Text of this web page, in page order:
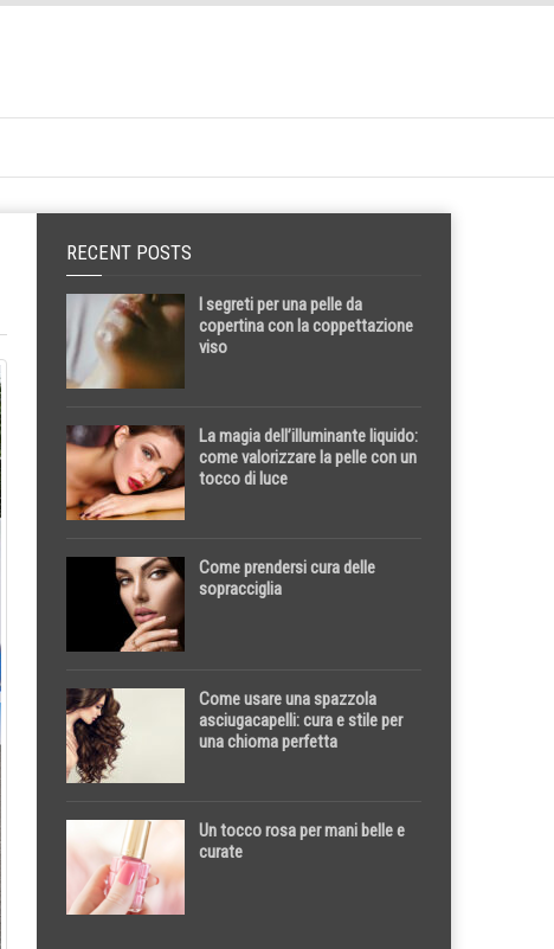
RECENT POSTS
I segreti per una pelle da
copertina con la coppettazione
viso
La magia dell’illuminante liquido:
come valorizzare la pelle con un
tocco di luce
Come prendersi cura delle
sopracciglia
Come usare una spazzola
asciugacapelli: cura e stile per
una chioma perfetta
Un tocco rosa per mani belle e
curate